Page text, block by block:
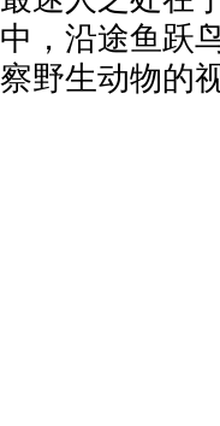
中，沿途鱼跃
察野生动物的